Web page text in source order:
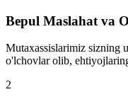
Bepul Maslahat va
Mutaxassislarimiz sizning
o'lchovlar olib,
2